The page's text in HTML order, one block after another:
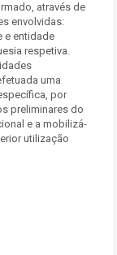
através de
envolvidas:
e entidade
respetiva.
uma
por
preliminares do
e a mobilizá-
utilização